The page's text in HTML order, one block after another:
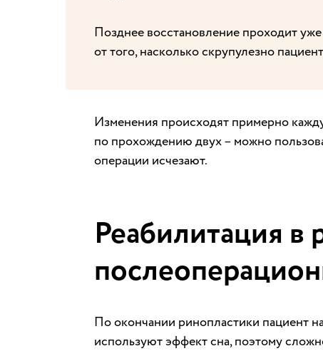
Позднее восстановление проходит
от того, насколько скрупулезно
Изменения происходят примерно
по прохождению двух – можно
операции исчезают.
Реабилитация в
По окончании ринопластики пациент
используют эффект сна, поэтому